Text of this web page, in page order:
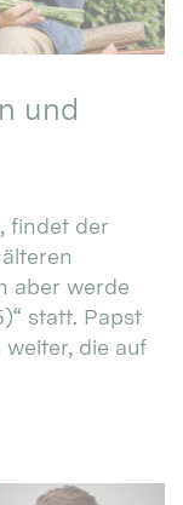
und
findet der
aber werde
statt. Papst
die auf